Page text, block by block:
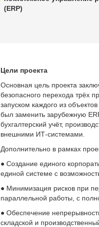
(ERP)
Цели проекта
Основная цель проекта
безопасного перехода трёх
запуском каждого из
был заменить зарубежную
бухгалтерский учёт,
внешними ИТ-системами.
Дополнительно в рамках
● Создание единого
единой системе с
● Минимизация рисков при
параллельной работы, с
● Обеспечение
складской и